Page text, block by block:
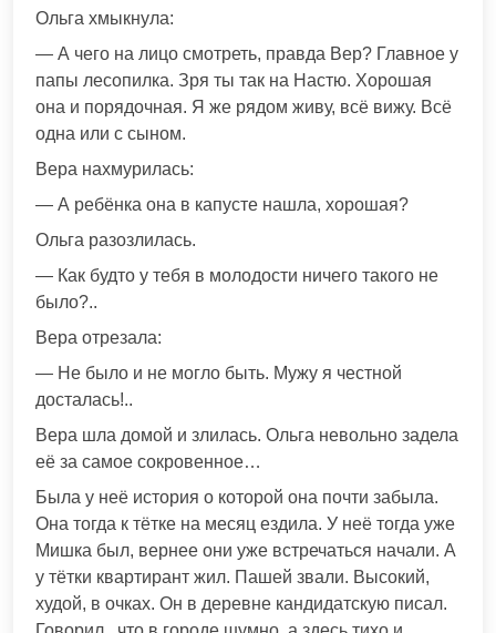
Ольга хмыкнула:
— А чего на лицо смотреть, правда Вер? Главное у
папы лесопилка. Зря ты так на Настю. Хорошая
она и порядочная. Я же рядом живу, всё вижу. Всё
одна или с сыном.
Вера нахмурилась:
— А ребёнка она в капусте нашла, хорошая?
Ольга разозлилась.
— Как будто у тебя в молодости ничего такого не
было?..
Вера отрезала:
— Не было и не могло быть. Мужу я честной
досталась!..
Вера шла домой и злилась. Ольга невольно задела
её за самое сокровенное…
Была у неё история о которой она почти забыла.
Она тогда к тётке на месяц ездила. У неё тогда уже
Мишка был, вернее они уже встречаться начали. А
у тётки квартирант жил. Пашей звали. Высокий,
худой, в очках. Он в деревне кандидатскую писал.